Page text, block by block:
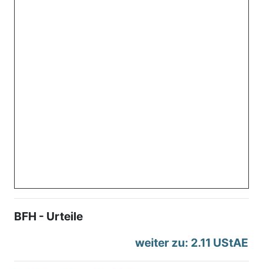
BFH - Urteile
weiter zu: 2.11 UStAE